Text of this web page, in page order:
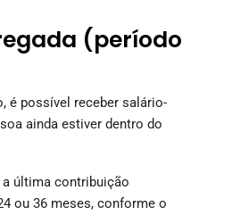
(período
é possível receber salário-
ainda estiver dentro do
última contribuição
ou 36 meses, conforme o